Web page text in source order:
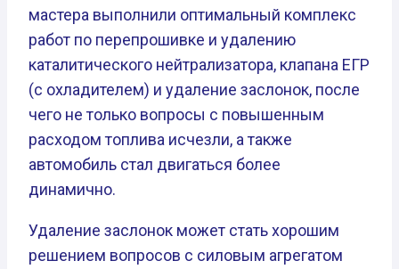
мастера выполнили оптимальный комплекс
работ по перепрошивке и удалению
каталитического нейтрализатора, клапана ЕГР
(с охладителем) и удаление заслонок, после
чего не только вопросы с повышенным
расходом топлива исчезли, а также
автомобиль стал двигаться более
динамично.
Удаление заслонок может стать хорошим
решением вопросов с силовым агрегатом